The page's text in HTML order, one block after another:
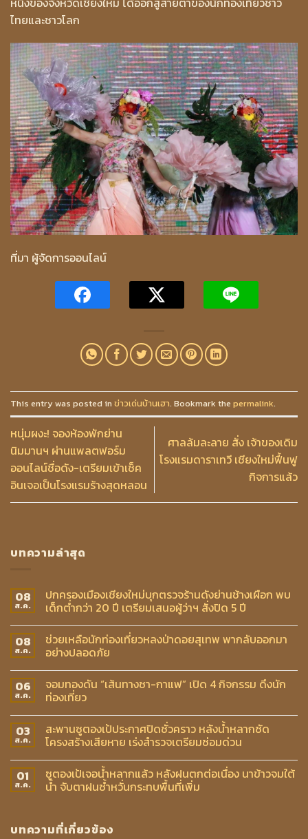
ไทยและชาวโลก
ที่มา ผู้จัดการออนไลน์
This entry was posted in ข่าวเด่นบ้านเฮา. Bookmark the permalink.
หนุ่มผงะ! จองห้องพักย่าน
นิมมานฯ ผ่านแพลตฟอร์ม
ออนไลน์ชื่อดัง-เตรียมเข้าเช็ค
อินเจอเป็นโรงแรมร้างสุดหลอน
ศาลล้มละลาย สั่ง เจ้าของเดิม
โรงแรมดาราเทวี เชียงใหม่ฟื้นฟู
กิจการแล้ว
บทความล่าสุด
08
ส.ค.
ปกครองเมืองเชียงใหม่บุกตรวจร้านดังย่านช้างเผือก พบ
เด็กต่ำกว่า 20 ปี เตรียมเสนอผู้ว่าฯ สั่งปิด 5 ปี
08
ส.ค.
ช่วยเหลือนักท่องเที่ยวหลงป่าดอยสุเทพ พากลับออกมา
อย่างปลอดภัย
06
ส.ค.
จอมทองดัน “เส้นทางชา-กาแฟ” เปิด 4 กิจกรรม ดึงนัก
ท่องเที่ยว
03
ส.ค.
สะพานซูตองเป้ประกาศปิดชั่วคราว หลังน้ำหลากซัด
โครงสร้างเสียหาย เร่งสำรวจเตรียมซ่อมด่วน
01
ส.ค.
ซูตองเป้เจอน้ำหลากแล้ว หลังฝนตกต่อเนื่อง นาข้าวจมใต้
น้ำ จับตาฝนซ้ำหวั่นกระทบพื้นที่เพิ่ม
บทความที่เกี่ยวข้อง